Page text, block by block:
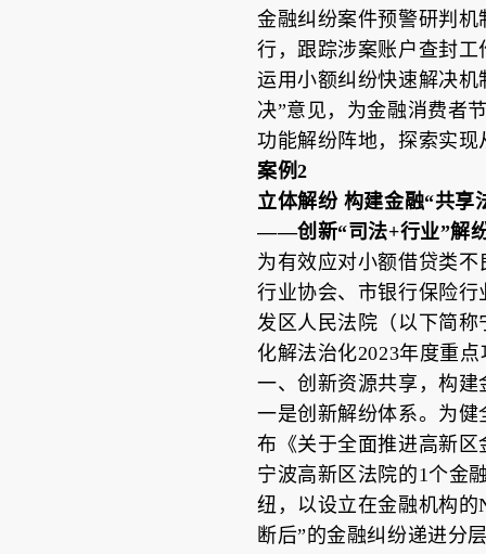
金融纠纷案件预警研判机
行，跟踪涉案账户查封工
运用小额纠纷快速解决
决”意见，为金融消费者
功能解纷阵地，探索实
案例2
立体解纷 构建金融“共享
——创新“司法+行业”解
为有效应对小额借贷类
行业协会、市银行保险
发区人民法院（以下简称
化解法治化2023年度重
一、创新资源共享，构建
一是创新解纷体系。为
布《关于全面推进高新区
宁波高新区法院的1个金
纽，以设立在金融机构
断后”的金融纠纷递进分